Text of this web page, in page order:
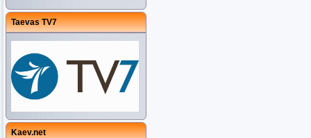
Taevas TV7
Kaev.net